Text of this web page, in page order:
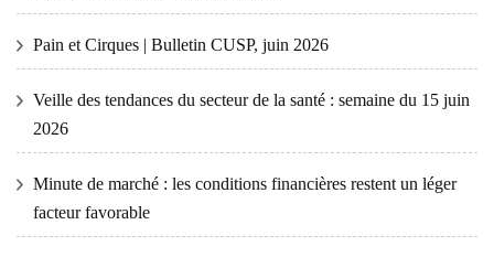
Pain et Cirques | Bulletin CUSP, juin 2026
Veille des tendances du secteur de la santé : semaine du 15 juin
2026
Minute de marché : les conditions financières restent un léger
facteur favorable